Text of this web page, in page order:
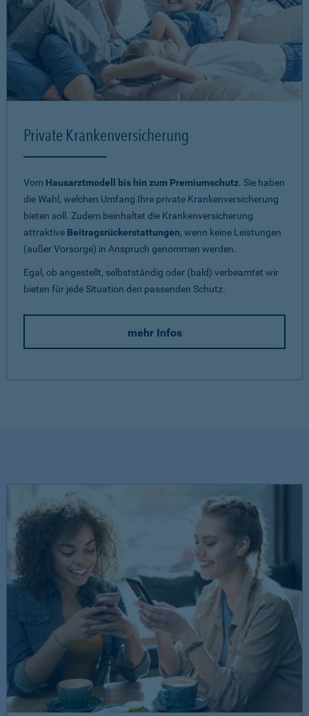
Private Krankenversicherung
Vom Hausarztmodell bis hin zum Premiumschutz. Sie haben
die Wahl, welchen Umfang Ihre private Krankenversicherung
bieten soll. Zudem beinhaltet die Krankenversicherung
attraktive Beitragsrückerstattungen, wenn keine Leistungen
(außer Vorsorge) in Anspruch genommen werden.
Egal, ob angestellt, selbstständig oder (bald) verbeamtet wir
bieten für jede Situation den passenden Schutz.
mehr Infos